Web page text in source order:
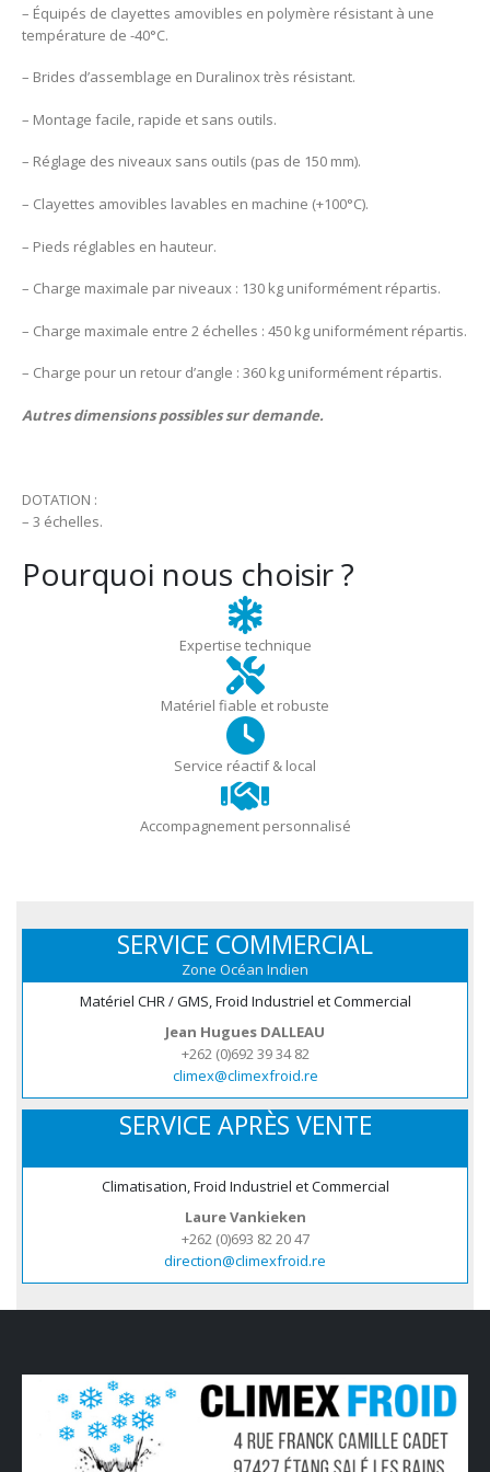
– Équipés de clayettes amovibles en polymère résistant à une
température de -40°C.
– Brides d’assemblage en Duralinox très résistant.
– Montage facile, rapide et sans outils.
– Réglage des niveaux sans outils (pas de 150 mm).
– Clayettes amovibles lavables en machine (+100°C).
– Pieds réglables en hauteur.
– Charge maximale par niveaux : 130 kg uniformément répartis.
– Charge maximale entre 2 échelles : 450 kg uniformément répartis.
– Charge pour un retour d’angle : 360 kg uniformément répartis.
Autres dimensions possibles sur demande.
DOTATION :
– 3 échelles.
Pourquoi nous choisir ?
Expertise technique
Matériel fiable et robuste
Service réactif & local
Accompagnement personnalisé
SERVICE COMMERCIAL
Zone Océan Indien
Matériel CHR / GMS, Froid Industriel et Commercial
Jean Hugues DALLEAU
+262 (0)692 39 34 82
climex@climexfroid.re
SERVICE APRÈS VENTE
Climatisation, Froid Industriel et Commercial
Laure Vankieken
+262 (0)693 82 20 47
direction@climexfroid.re